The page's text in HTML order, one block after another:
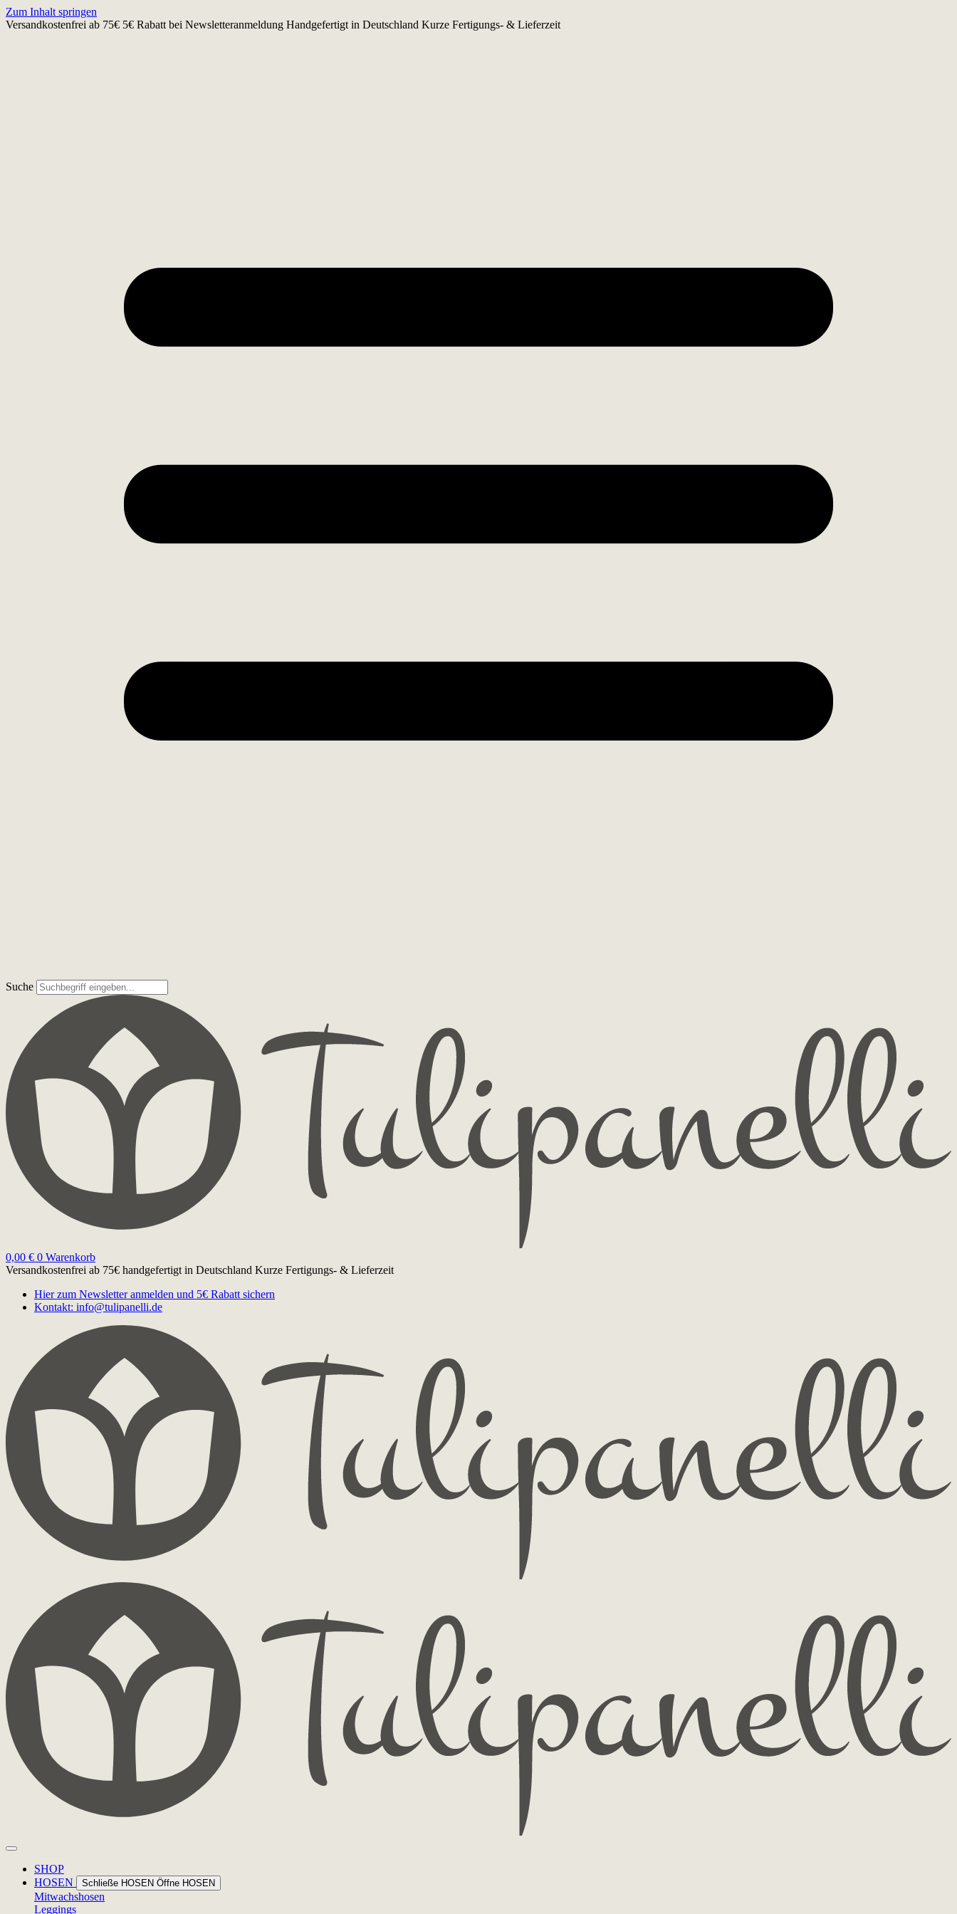
Zum Inhalt springen
Versandkostenfrei ab 75€ 5€ Rabatt bei Newsletteranmeldung Handgefertigt in Deutschland Kurze Fertigungs- & Lieferzeit
Suche
0,00 € 0 Warenkorb
Versandkostenfrei ab 75€ handgefertigt in Deutschland Kurze Fertigungs- & Lieferzeit
Hier zum Newsletter anmelden und 5€ Rabatt sichern
Kontakt: info@tulipanelli.de
SHOP
HOSEN
Schließe HOSEN Öffne HOSEN
Mitwachshosen
Leggings